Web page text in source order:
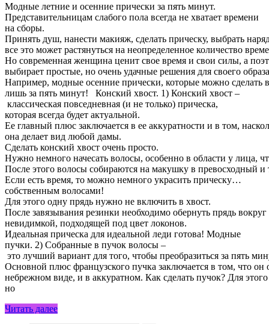
Модные летние и осенние прически за пять минут.
Представительницам слабого пола всегда не хватает времени
на сборы.
Принять душ, нанести макияж, сделать прическу, выбрать
все это может растянуться на неопределенное количество
Но современная женщина ценит свое время и свои силы, а
выбирает простые, но очень удачные решения для своего
Например, модные осенние прически, которые можно сделать
лишь за пять минут! Конский хвост. 1) Конский хвост –
классическая повседневная (и не только) прическа,
которая всегда будет актуальной.
Ее главный плюс заключается в ее аккуратности и в том,
она делает вид любой дамы.
Сделать конский хвост очень просто.
Нужно немного начесать волосы, особенно в области у лица,
После этого волосы собираются на макушку в превосходный и
Если есть время, то можно немного украсить прическу…
собственным волосами!
Для этого одну прядь нужно не включить в хвост.
После завязывания резинки необходимо обернуть прядь
невидимкой, подходящей под цвет локонов.
Идеальная прическа для идеальной леди готова! Модные
пучки. 2) Собранные в пучок волосы –
это лучший вариант для того, чтобы преобразиться за пять
Основной плюс французского пучка заключается в том, что
небрежном виде, и в аккуратном. Как сделать пучок? Для
но
Читать далее